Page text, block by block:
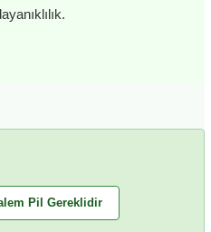
Pil Gereklidir